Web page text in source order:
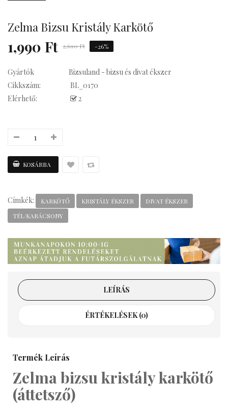
Zelma Bizsu Kristály Karkötő
1,990 Ft 2,690 Ft -26%
Gyártók
Bizsuland - bizsu és divat ékszer
Cikkszám:
BL_0170
Elérhető:
2
Címkék: KARKÖTŐ KRISTÁLY ÉKSZER
DIVAT ÉKSZER
TÉL/KARÁCSONY
LEÍRÁS
ÉRTÉKELÉSEK (0)
Termék Leírás
Zelma bizsu kristály karkötő
(áttetsző)